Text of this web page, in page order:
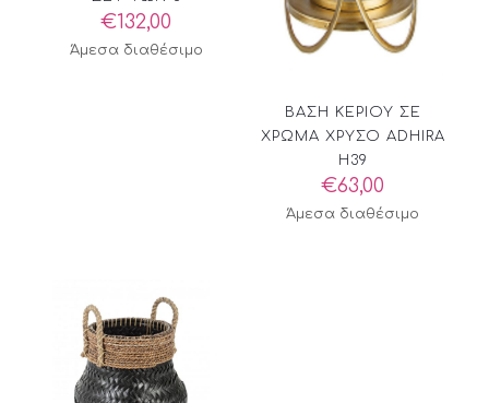
€132,00
Άμεσα διαθέσιμο
ΒΑΣΗ ΚΕΡΙΟΥ ΣΕ
ΧΡΩΜΑ ΧΡΥΣΟ ADHIRA
H39
€63,00
Άμεσα διαθέσιμο